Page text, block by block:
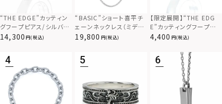
“THE EDGE”カッティン
グフープピアス/シルバー
925
14,300 (税込)
“BASIC”ショート喜平チ
ェーンネックレス（ミディ
アム）/シルバー925
19,800 (税込)
【限定展開】“THE EDG
E”カッティングフープピ
アス/サージカルステンレ
4,400 (税込)